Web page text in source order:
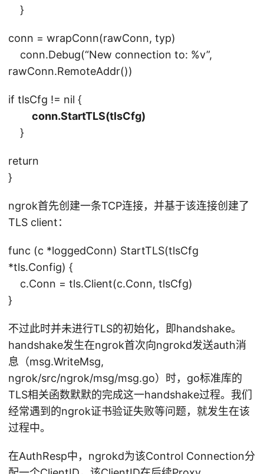
}
conn = wrapConn(rawConn, typ)
conn.Debug(“New connection to: %v”,
rawConn.RemoteAddr())
if tlsCfg != nil {
conn.StartTLS(tlsCfg)
}
return
}
ngrok首先创建一条TCP连接，并基于该连接创建了
TLS client：
func (c *loggedConn) StartTLS(tlsCfg
*tls.Config) {
c.Conn = tls.Client(c.Conn, tlsCfg)
}
不过此时并未进行TLS的初始化，即handshake。
handshake发生在ngrok首次向ngrokd发送auth消
息（msg.WriteMsg,
ngrok/src/ngrok/msg/msg.go）时，go标准库的
TLS相关函数默默的完成这一handshake过程。我们
经常遇到的ngrok证书验证失败等问题，就发生在该
过程中。
在AuthResp中，ngrokd为该Control Connection分